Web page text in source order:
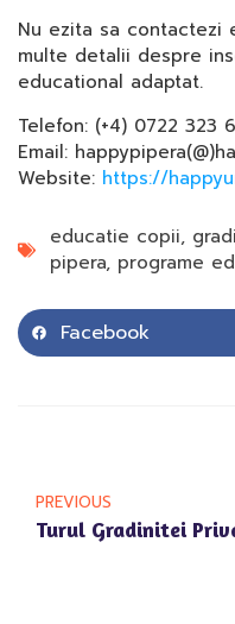
Nu ezita sa contactezi
multe detalii despre
educational adaptat.
Telefon: (+4) 0722 323
Email:
Website: https://
educatie copii,
pipera, programe
Facebook
PREVIOUS